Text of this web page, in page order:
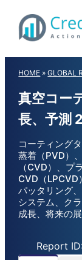
content
HOME »GLOBAL
真空コー
長、予測
コーティング
蒸着（PVD）
（CVD）、プ
CVD（LPCVD
パッタリング
システム、ク
成長、将来の
Report